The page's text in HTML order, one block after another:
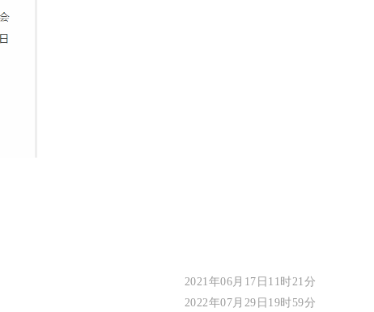
2021年06月17日11时21分
2022年07月29日19时59分